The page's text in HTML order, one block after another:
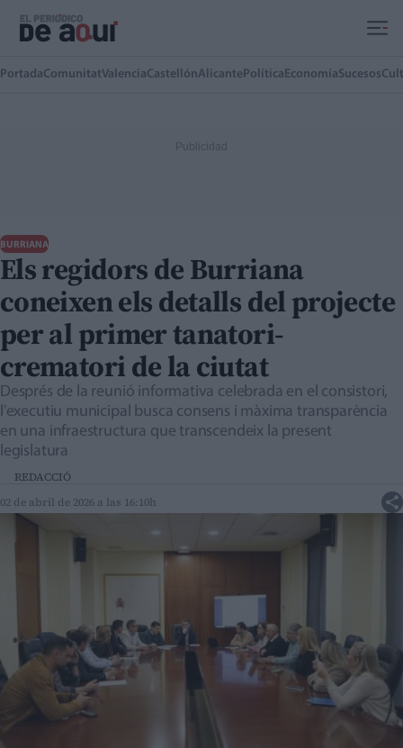
PortadaComunitatValenciaCastellónAlicante Política EconomíaSucesos
BURRIANA
Els regidors de Burriana
coneixen els detalls del projecte
per al primer tanatori-
crematori de la ciutat
Després de la reunió informativa celebrada en el consistori,
l'executiu municipal busca consens i màxima transparència
en una infraestructura que transcendeix la present
legislatura
REDACCIÓ
02 de abril de 2026 a las 16:10h